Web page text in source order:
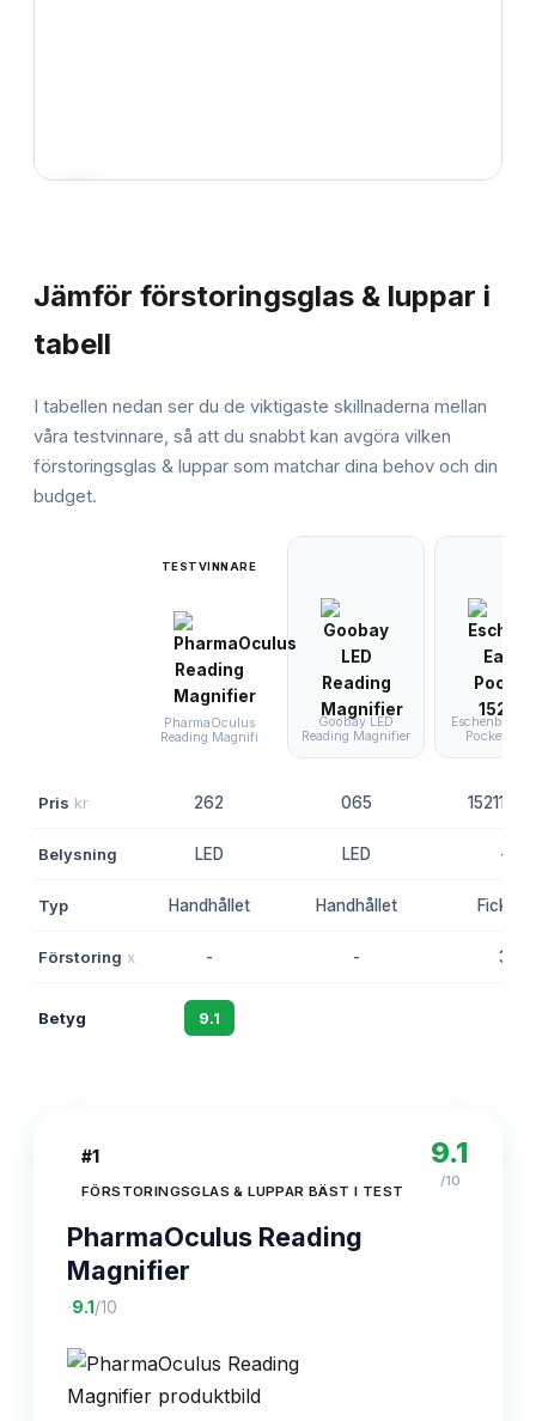
Jämför förstoringsglas & luppar i
tabell
I tabellen nedan ser du de viktigaste skillnaderna mellan
våra testvinnare, så att du snabbt kan avgöra vilken
förstoringsglas & luppar som matchar dina behov och din
budget.
TESTVINNARE
PharmaOculus
Reading Magnifi
Goobay LED
Reading Magnifier
Eschenbach
Pocket
Pris kr 262 065
Belysning LED LED -
Typ Handhållet Handhållet Ficklup
Förstoring x - - 3
Betyg 9.1
#1
FÖRSTORINGSGLAS & LUPPAR BÄST I TEST
PharmaOculus Reading
Magnifier
·9.1 /10
9.1
/10